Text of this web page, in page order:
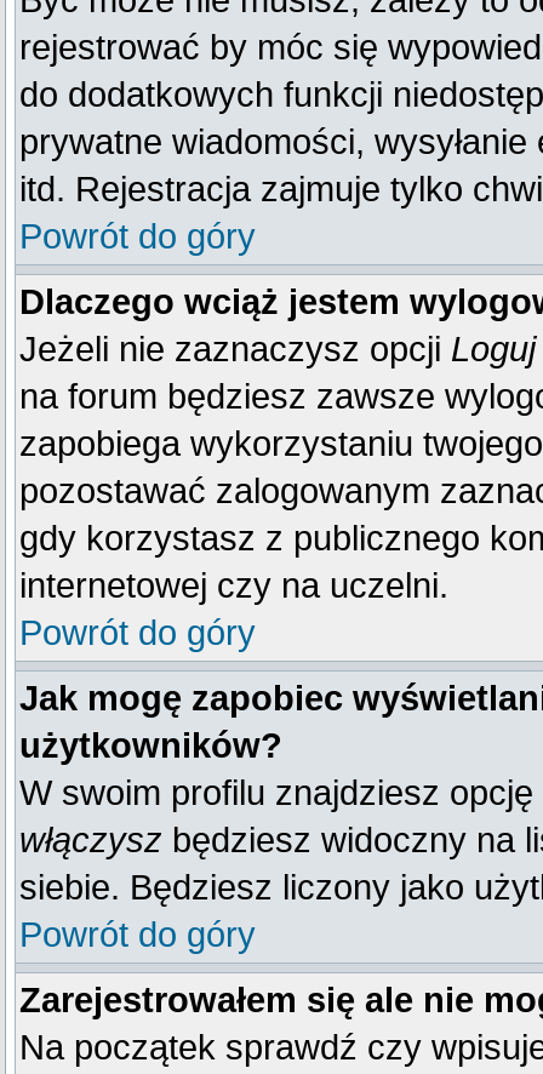
rejestrować by móc się
do dodatkowych funkcji
prywatne wiadomości,
itd. Rejestracja zajmuje tylko
Powrót do góry
Dlaczego wciąż jestem
Jeżeli nie zaznaczysz opcji
na forum będziesz zawsze
zapobiega wykorzystaniu
pozostawać zalogowanym
gdy korzystasz z publicznego
internetowej czy na uczelni.
Powrót do góry
Jak mogę zapobiec
użytkowników?
W swoim profilu znajdziesz opcję
włączysz będziesz widoczny na
siebie. Będziesz liczony jako
Powrót do góry
Zarejestrowałem się ale nie
Na początek sprawdź czy